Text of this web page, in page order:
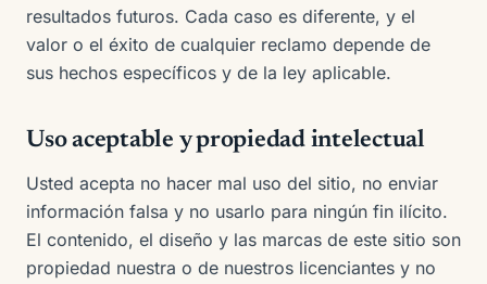
resultados futuros. Cada caso es diferente, y el
valor o el éxito de cualquier reclamo depende de
sus hechos específicos y de la ley aplicable.
Uso aceptable y propiedad intelectual
Usted acepta no hacer mal uso del sitio, no enviar
información falsa y no usarlo para ningún fin ilícito.
El contenido, el diseño y las marcas de este sitio son
propiedad nuestra o de nuestros licenciantes y no